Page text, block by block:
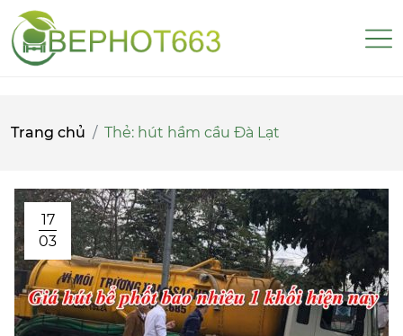
Trang chủ Thẻ: hút hầm cầu Đà Lạt
17
03